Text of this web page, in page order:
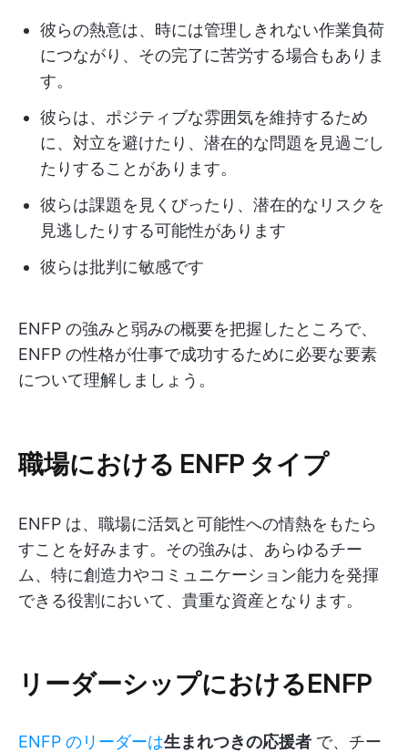
彼らの熱意は、時には管理しきれない作業負荷
につながり、その完了に苦労する場合もありま
す。
彼らは、ポジティブな雰囲気を維持するため
に、対立を避けたり、潜在的な問題を見過ごし
たりすることがあります。
彼らは課題を見くびったり、潜在的なリスクを
見逃したりする可能性があります
彼らは批判に敏感です
ENFP の強みと弱みの概要を把握したところで、
ENFP の性格が仕事で成功するために必要な要素
について理解しましょう。
職場における ENFP タイプ
ENFP は、職場に活気と可能性への情熱をもたら
すことを好みます。その強みは、あらゆるチー
ム、特に創造力やコミュニケーション能力を発揮
できる役割において、貴重な資産となります。
リーダーシップにおけるENFP
ENFP のリーダーは生まれつきの応援者 で、チー